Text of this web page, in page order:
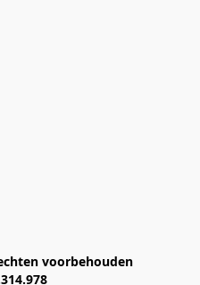
voorbehouden